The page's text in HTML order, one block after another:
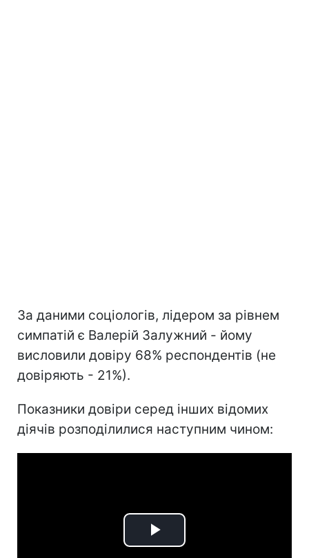
За даними соціологів, лідером за рівнем
симпатій є Валерій Залужний - йому
висловили довіру 68% респондентів (не
довіряють - 21%).
Показники довіри серед інших відомих
діячів розподілилися наступним чином:
Play